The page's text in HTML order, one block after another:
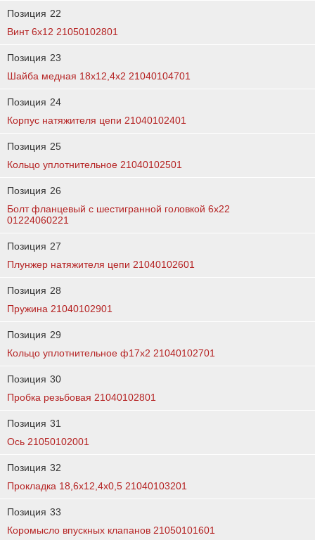
Позиция 22
Винт 6х12 21050102801
Позиция 23
Шайба медная 18х12,4х2 21040104701
Позиция 24
Корпус натяжителя цепи 21040102401
Позиция 25
Кольцо уплотнительное 21040102501
Позиция 26
Болт фланцевый с шестигранной головкой 6x22
01224060221
Позиция 27
Плунжер натяжителя цепи 21040102601
Позиция 28
Пружина 21040102901
Позиция 29
Кольцо уплотнительное ф17х2 21040102701
Позиция 30
Пробка резьбовая 21040102801
Позиция 31
Ось 21050102001
Позиция 32
Прокладка 18,6х12,4х0,5 21040103201
Позиция 33
Коромысло впускных клапанов 21050101601